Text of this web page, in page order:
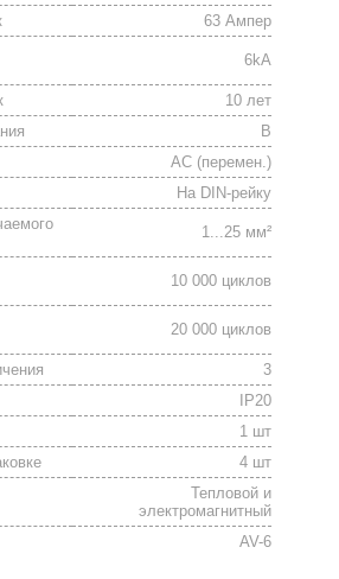
63 Ампер
6kA
10 лет
B
АС (перемен.)
На DIN-рейку
1...25 мм²
10 000 циклов
20 000 циклов
3
IP20
1 шт
4 шт
Тепловой и
электромагнитный
AV-6